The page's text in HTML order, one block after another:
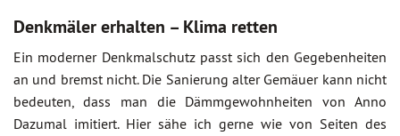
Denkmäler erhalten – Klima retten
Ein moderner Denkmalschutz passt sich den Gegebenheiten
an und bremst nicht. Die Sanierung alter Gemäuer kann nicht
bedeuten, dass man die Dämmgewohnheiten von Anno
Dazumal imitiert. Hier sähe ich gerne wie von Seiten des